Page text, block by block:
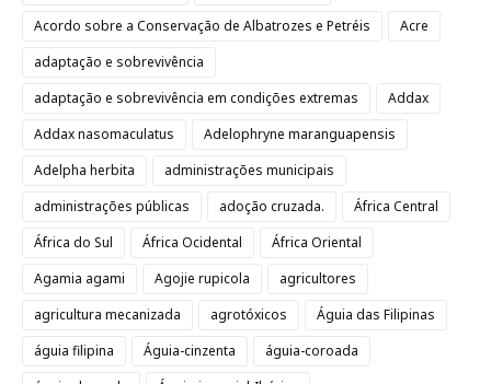
Acordo sobre a Conservação de Albatrozes e Petréis
Acre
adaptação e sobrevivência
adaptação e sobrevivência em condições extremas
Addax
Addax nasomaculatus
Adelophryne maranguapensis
Adelpha herbita
administrações municipais
administrações públicas
adoção cruzada.
África Central
África do Sul
África Ocidental
África Oriental
Agamia agami
Agojie rupicola
agricultores
agricultura mecanizada
agrotóxicos
Águia das Filipinas
águia filipina
Águia-cinzenta
águia-coroada